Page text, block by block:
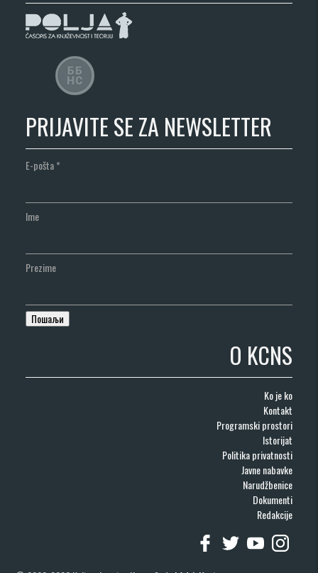
PRIJAVITE SE ZA NEWSLETTER
E-pošta*
Ime
Prezime
O KCNS
Ko je ko
Kontakt
Programski prostori
Istorijat
Politika privatnosti
Javne nabavke
Narudžbenice
Dokumenti
Redakcije